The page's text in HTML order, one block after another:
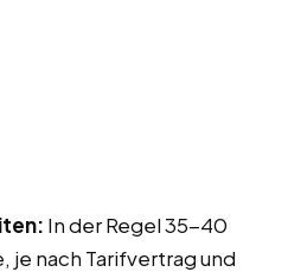
In der Regel 35-40
je nach Tarifvertrag und